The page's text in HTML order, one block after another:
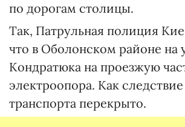
по дорогам столицы.
Так, Патрульная полиция
что в Оболонском районе
Кондратюка на проезжую
электроопора. Как
транспорта перекрыто.